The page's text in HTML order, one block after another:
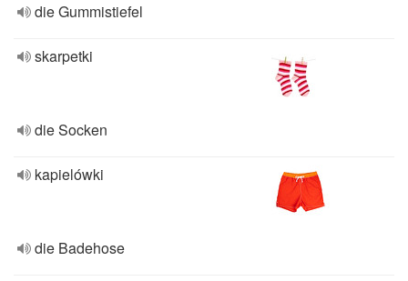
die Gummistiefel
skarpetki
die Socken
kapielówki
die Badehose